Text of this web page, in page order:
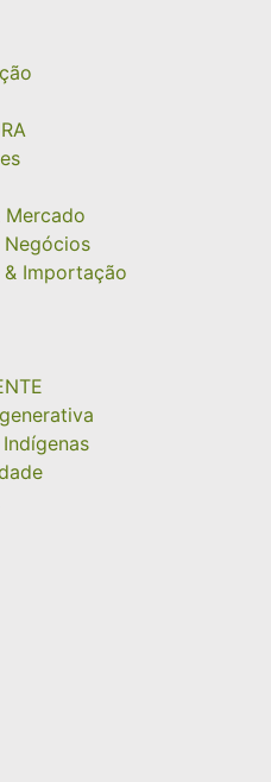
Mercado
Negócios
Importação